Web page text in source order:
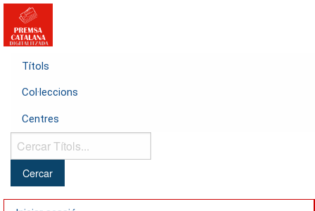
Títols
Col·leccions
Centres
Cercar
Títols...